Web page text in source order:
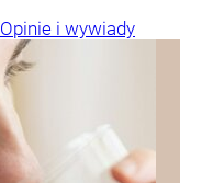
Opinie i wywiady